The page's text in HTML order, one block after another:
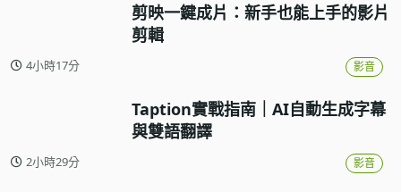
剪映一鍵成片：新手也能上手的影片
剪輯
4小時17分 影音
Taption實戰指南｜AI自動生成字幕
與雙語翻譯
2小時29分 影音